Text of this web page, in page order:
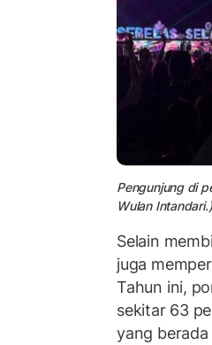
Pengunjung di
Wulan Intandari.)
Selain
juga
Tahun ini,
sekitar 63
yang